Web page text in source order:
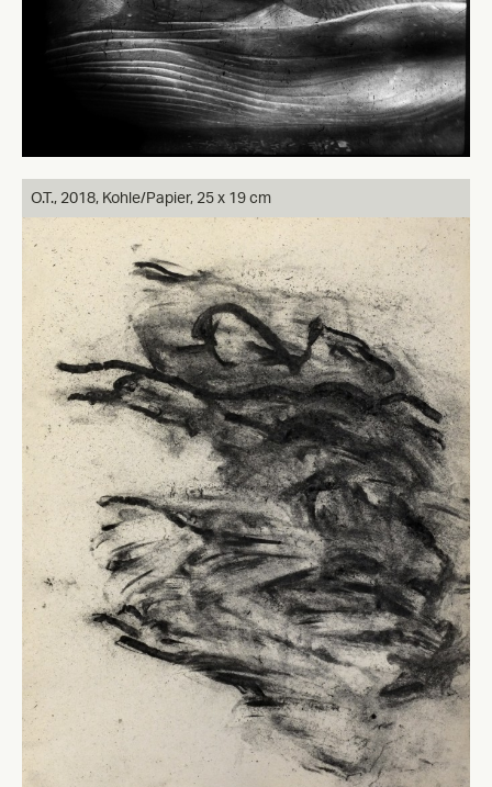
O.T., 2018, Kohle/Papier, 25 x 19 cm